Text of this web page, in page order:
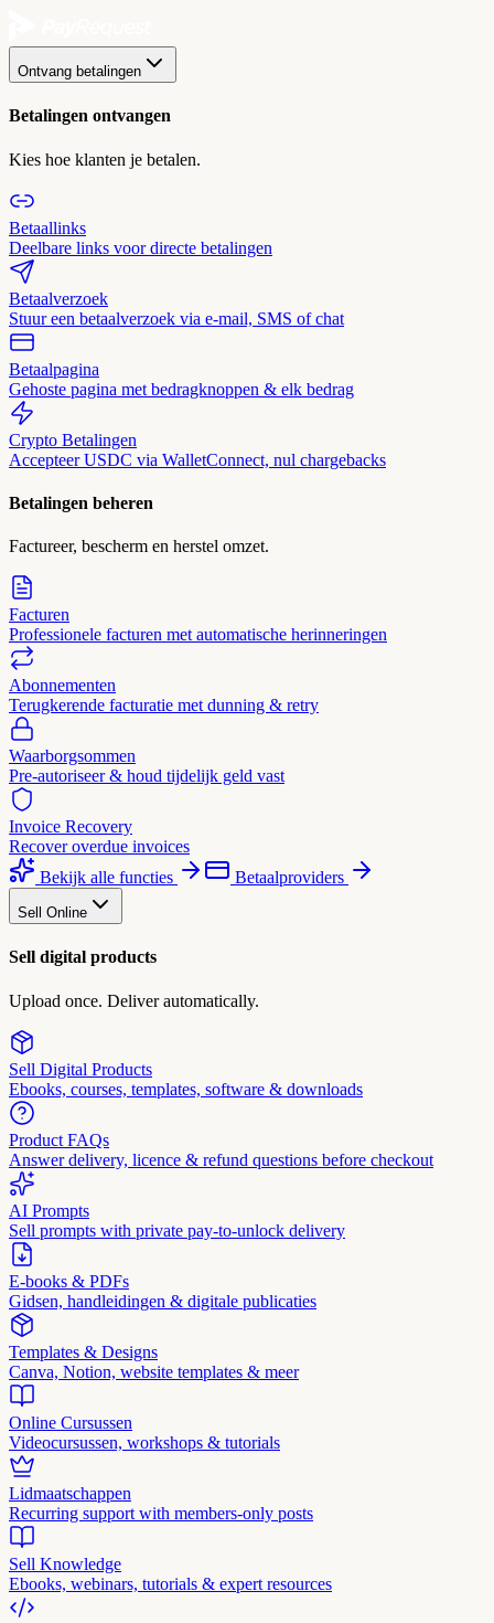
Ontvang betalingen
Betalingen ontvangen
Kies hoe klanten je betalen.
Betaallinks
Deelbare links voor directe betalingen
Betaalverzoek
Stuur een betaalverzoek via e-mail, SMS of chat
Betaalpagina
Gehoste pagina met bedragknoppen & elk bedrag
Crypto Betalingen
Accepteer USDC via WalletConnect, nul chargebacks
Betalingen beheren
Factureer, bescherm en herstel omzet.
Facturen
Professionele facturen met automatische herinneringen
Abonnementen
Terugkerende facturatie met dunning & retry
Waarborgsommen
Pre-autoriseer & houd tijdelijk geld vast
Invoice Recovery
Recover overdue invoices
Bekijk alle functies
Betaalproviders
Sell Online
Sell digital products
Upload once. Deliver automatically.
Sell Digital Products
Ebooks, courses, templates, software & downloads
Product FAQs
Answer delivery, licence & refund questions before checkout
AI Prompts
Sell prompts with private pay-to-unlock delivery
E-books & PDFs
Gidsen, handleidingen & digitale publicaties
Templates & Designs
Canva, Notion, website templates & meer
Online Cursussen
Videocursussen, workshops & tutorials
Lidmaatschappen
Recurring support with members-only posts
Sell Knowledge
Ebooks, webinars, tutorials & expert resources